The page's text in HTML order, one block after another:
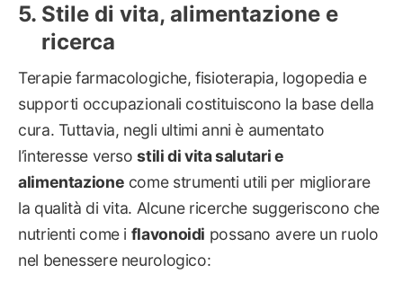
Stile di vita, alimentazione e
ricerca
Terapie farmacologiche, fisioterapia, logopedia e
supporti occupazionali costituiscono la base della
cura. Tuttavia, negli ultimi anni è aumentato
l’interesse versostili di vita salutari e
alimentazione come strumenti utili per migliorare
la qualità di vita. Alcune ricerche suggeriscono che
nutrienti come i flavonoidi possano avere un ruolo
nel benessere neurologico: